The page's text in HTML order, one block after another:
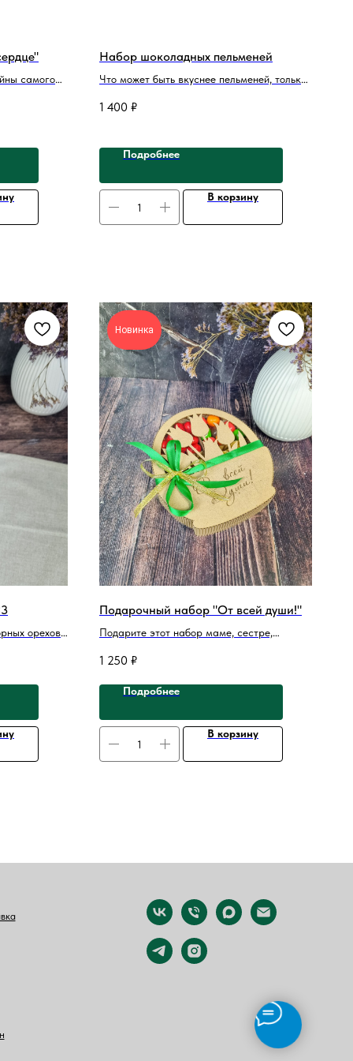
самого
Набор шоколадных пельменей
Что может быть вкуснее пельменей, только
из настоящего белого шоколада премиум
не только удивят своим необычным
внешним видом, но и порадуют своим
изысканным вкусом, который запомнится
надолго.
1 400 ₽
Подробнее
В корзину
орехов
такого
Новинка
Подарочный набор "От всей души!"
Подарите этот набор маме, сестре,
марта ещё более волшебным и вкусным.
Подарочный набор "От всей души!" это не
просто подарок, это возможность
порадовать своих близких и друзей, удивить
их и подарить им незабываемые
впечатления.
1 250 ₽
Подробнее
В корзину